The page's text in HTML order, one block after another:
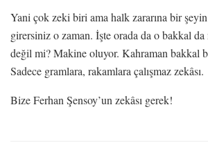
Yani çok zeki biri ama halk zararına bir
girersiniz o zaman. İşte orada da o bakkal
değil mi? Makine oluyor. Kahraman bakkal
Sadece gramlara, rakamlara çalışmaz zekâsı.
Bize Ferhan Şensoy’un zekâsı gerek!